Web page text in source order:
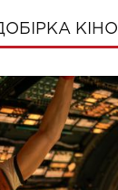
КІНО